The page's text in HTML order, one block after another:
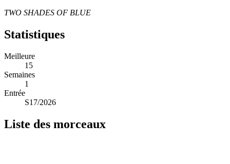
TWO SHADES OF BLUE
Statistiques
Meilleure
15
Semaines
1
Entrée
S17/2026
Liste des morceaux